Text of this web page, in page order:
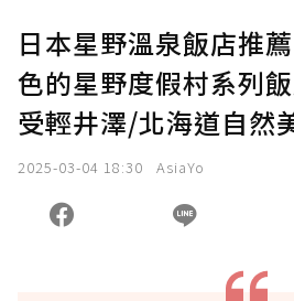
日本星野溫泉飯店推
色的星野度假村系列
受輕井澤/北海道自然
2025-03-04 18:30 AsiaYo